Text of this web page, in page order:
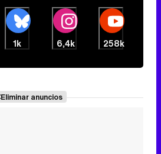
1k 6,4k 258k
Eliminar anuncios